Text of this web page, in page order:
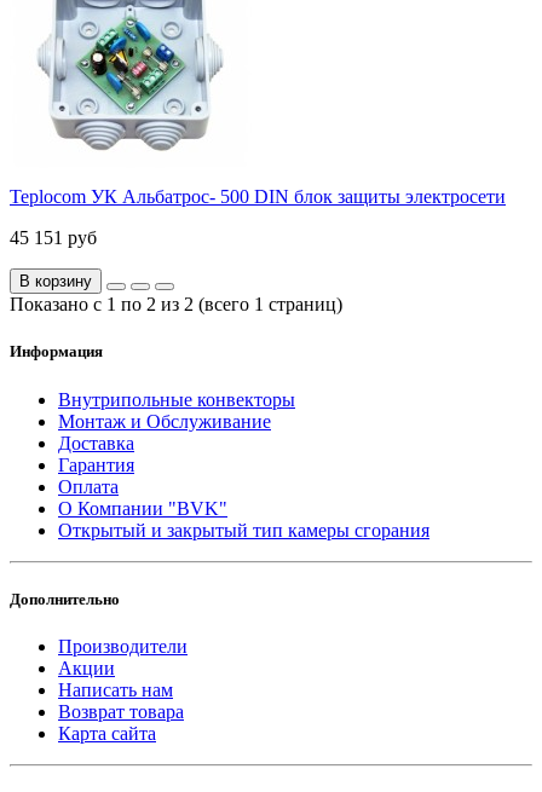
Teplocom УК Альбатрос- 500 DIN блок защиты электросети
45 151 руб
В корзину
Показано с 1 по 2 из 2 (всего 1 страниц)
Информация
Внутрипольные конвекторы
Монтаж и Обслуживание
Доставка
Гарантия
Оплата
О Компании "BVK"
Открытый и закрытый тип камеры сгорания
Дополнительно
Производители
Акции
Написать нам
Возврат товара
Карта сайта